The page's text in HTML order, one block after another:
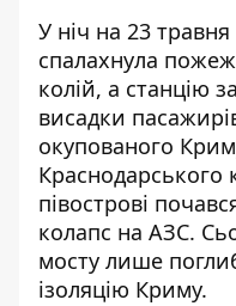
У ніч на 23
спалахнула
колій, а станцію
висадки
окупованого
півострові
колапс на АЗС.
мосту лише
ізоляцію Криму.